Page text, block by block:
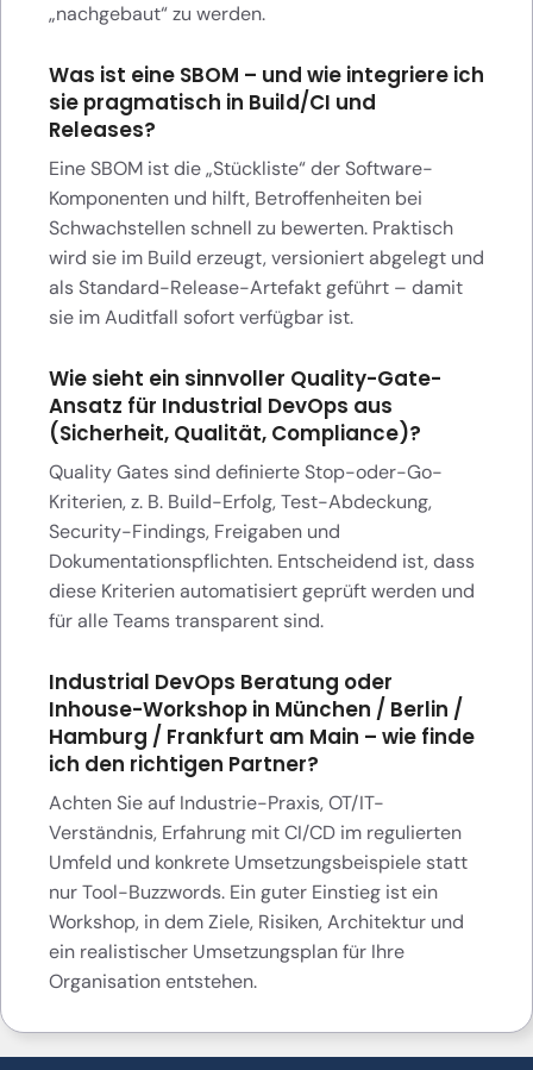
„nachgebaut“ zu werden.
Was ist eine SBOM – und wie integriere ich
sie pragmatisch in Build/CI und
Releases?
Eine SBOM ist die „Stückliste“ der Software-
Komponenten und hilft, Betroffenheiten bei
Schwachstellen schnell zu bewerten. Praktisch
wird sie im Build erzeugt, versioniert abgelegt und
als Standard-Release-Artefakt geführt – damit
sie im Auditfall sofort verfügbar ist.
Wie sieht ein sinnvoller Quality-Gate-
Ansatz für Industrial DevOps aus
(Sicherheit, Qualität, Compliance)?
Quality Gates sind definierte Stop-oder-Go-
Kriterien, z. B. Build-Erfolg, Test-Abdeckung,
Security-Findings, Freigaben und
Dokumentationspflichten. Entscheidend ist, dass
diese Kriterien automatisiert geprüft werden und
für alle Teams transparent sind.
Industrial DevOps Beratung oder
Inhouse-Workshop in München / Berlin /
Hamburg / Frankfurt am Main – wie finde
ich den richtigen Partner?
Achten Sie auf Industrie-Praxis, OT/IT-
Verständnis, Erfahrung mit CI/CD im regulierten
Umfeld und konkrete Umsetzungsbeispiele statt
nur Tool-Buzzwords. Ein guter Einstieg ist ein
Workshop, in dem Ziele, Risiken, Architektur und
ein realistischer Umsetzungsplan für Ihre
Organisation entstehen.